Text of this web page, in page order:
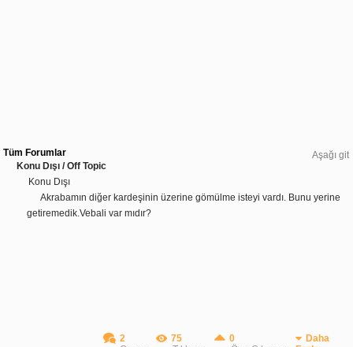
Aşağı git
Tüm Forumlar
Konu Dışı / Off Topic
Konu Dışı
Akrabamın diğer kardeşinin üzerine gömülme isteyi vardı. Bunu yerine
getiremedik.Vebali var mıdır?
2
75
0
Daha